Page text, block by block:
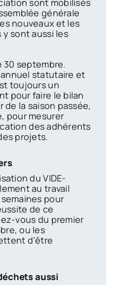
sont mobilisés
générale
nouveaux et les
sont aussi les
30 septembre.
statutaire et
toujours un
pour faire le bilan
de la saison passée,
pour mesurer
des adhérents
projets.
du VIDE-
au travail
pour
de ce
vous du premier
ou les
d’être
aussi